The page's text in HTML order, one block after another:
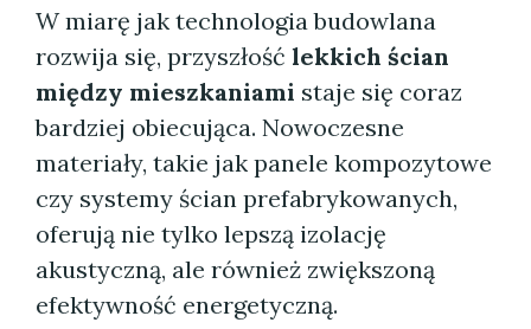
W miarę jak technologia budowlana
rozwija się, przyszłość lekkich ścian
między mieszkaniami staje się coraz
bardziej obiecująca. Nowoczesne
materiały, takie jak panele kompozytowe
czy systemy ścian prefabrykowanych,
oferują nie tylko lepszą izolację
akustyczną, ale również zwiększoną
efektywność energetyczną.